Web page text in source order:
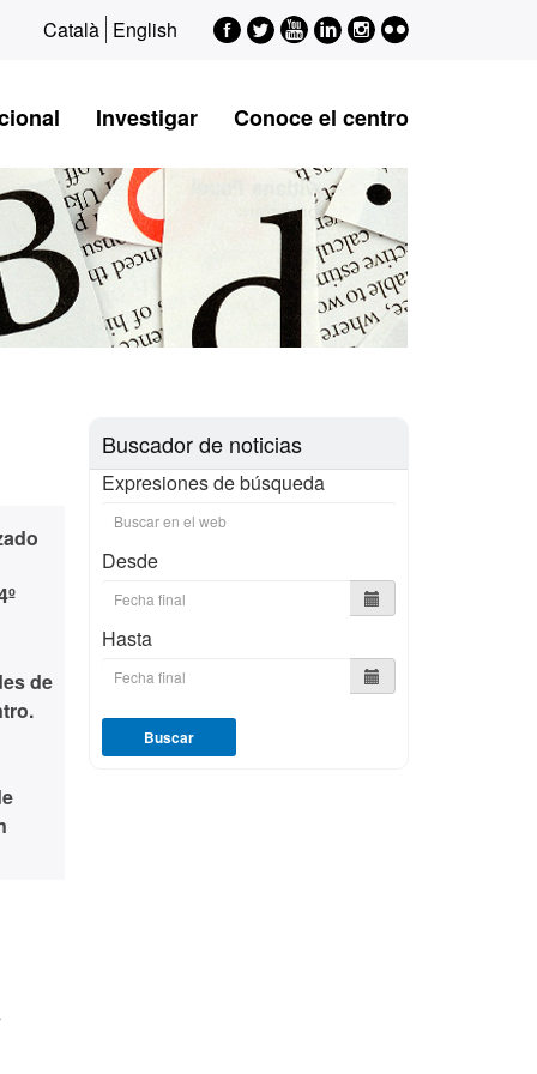
Català English Facebook
Twitter
Youtube
LinkedIn
Instagram
Flickr
Investigar Conoce el centro
de
Buscador de noticias
Expresiones de búsqueda
Desde
Hasta
Buscar